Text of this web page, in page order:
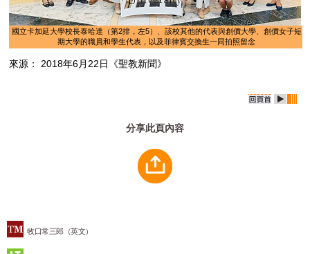
牧口常三郎（英文）
國立卡加延大學校長泰哈達（第2排，左5）、該校其他的代表與創價大學、創價女子短
期大學的職員和學生代表，以及菲律賓交換生一同拍照留念
來源： 2018年6月22日《聖教新聞》
分享此頁內容